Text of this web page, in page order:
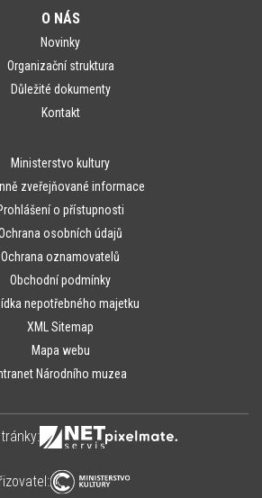
O NÁS
Novinky
Organizační struktura
Důležité dokumenty
Kontakt
Ministerstvo kultury
zveřejňované informace
o přístupnosti
osobních údajů
Ochrana oznamovatelů
Obchodní podmínky
nepotřebného majetku
XML Sitemap
Mapa webu
Národního muzea